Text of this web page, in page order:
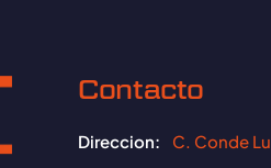
Contacto
Direccion:
C. Conde